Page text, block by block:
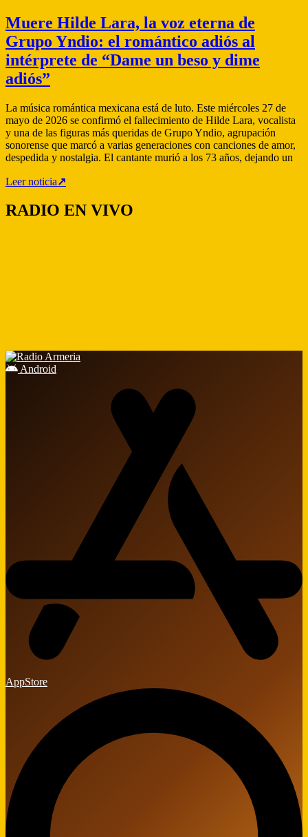
Muere Hilde Lara, la voz eterna de
Grupo Yndio: el romántico adiós al
intérprete de “Dame un beso y dime
adiós”
La música romántica mexicana está de luto. Este miércoles 27 de
mayo de 2026 se confirmó el fallecimiento de Hilde Lara, vocalista
y una de las figuras más queridas de Grupo Yndio, agrupación
sonorense que marcó a varias generaciones con canciones de amor,
despedida y nostalgia. El cantante murió a los 73 años, dejando un
Leer noticia↗
RADIO EN VIVO
Android
AppStore